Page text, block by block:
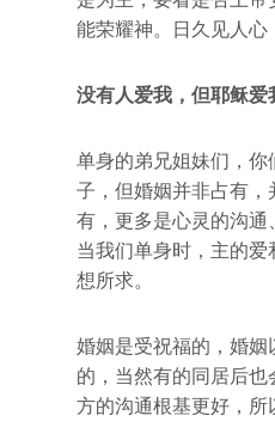
能荣耀神。日久见人心
没有人爱我，但耶稣爱
单身的弟兄姐妹们，你
子，但婚姻并非占有，
有，更多是心灵的沟通
当我们单身时，主的
想所求。
婚姻是受祝福的，婚
的，当然有的同居后
方的沟通根基更好，所